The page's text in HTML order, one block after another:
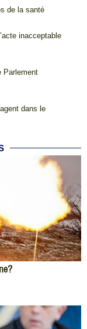
de la santé
inacceptable
Parlement
dans le